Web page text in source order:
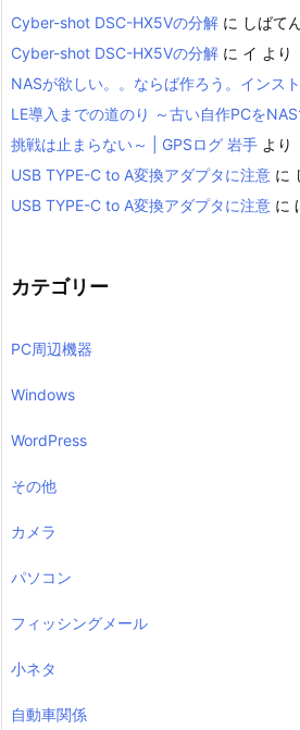
Cyber-shot DSC-HX5Vの分解 に しばて
Cyber-shot DSC-HX5Vの分解 に イ より
NASが欲しい。。ならば作ろう。インス
LE導入までの道のり ～古い自作PCを
挑戦は止まらない～ | GPSログ 岩手 より
USB TYPE-C to A変換アダプタに注意 に
USB TYPE-C to A変換アダプタに注意 に
カテゴリー
PC周辺機器
Windows
WordPress
その他
カメラ
パソコン
フィッシングメール
小ネタ
自動車関係